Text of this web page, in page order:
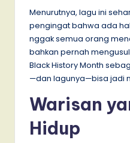
Menurutnya, lagu ini
pengingat bahwa ada
nggak semua orang
bahkan pernah
Black History Month
—dan lagunya—bisa jadi
Warisan
Hidup